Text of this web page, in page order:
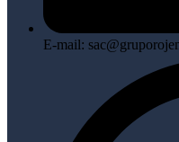
E-mail: